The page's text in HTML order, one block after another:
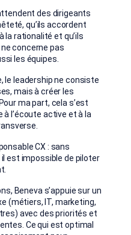
des dirigeants
qu’ils accordent
la rationalité et qu’ils
concerne pas
les équipes.
le leadership ne consiste
mais à créer les
ma part, cela s’est
l’écoute active et à la
CX : sans
est impossible de piloter
Beneva s’appuie sur un
(métiers, IT, marketing,
avec des priorités et
Ce qui est optimal